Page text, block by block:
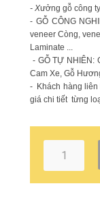
- Xưởng gỗ công
- GỖ CÔNG
veneer Còng,
Laminate ...
- GỖ TỰ NHIÊN:
Cam Xe, Gỗ
- Khách hàng liên
giá chi tiết từng